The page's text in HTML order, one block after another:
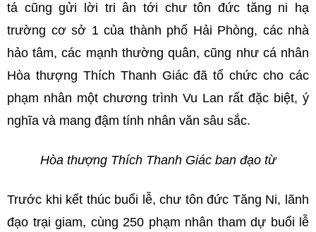
tá cũng gửi lời tri ân tới chư tôn đức tăng ni hạ
trường cơ sở 1 của thành phố Hải Phòng, các nhà
hảo tâm, các mạnh thường quân, cũng như cá nhân
Hòa thượng Thích Thanh Giác đã tổ chức cho các
phạm nhân một chương trình Vu Lan rất đặc biệt, ý
nghĩa và mang đậm tính nhân văn sâu sắc.
Hòa thượng Thích Thanh Giác ban đạo từ
Trước khi kết thúc buổi lễ, chư tôn đức Tăng Ni, lãnh
đạo trại giam, cùng 250 phạm nhân tham dự buổi lễ